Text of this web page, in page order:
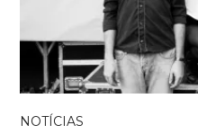
NOTÍCIAS